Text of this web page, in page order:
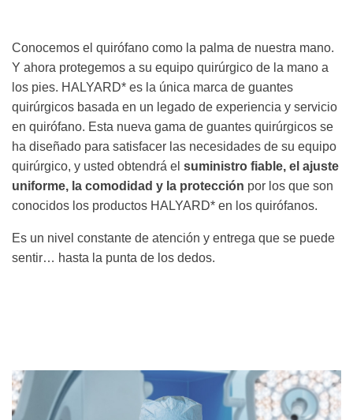
Conocemos el quirófano como la palma de nuestra mano.
Y ahora protegemos a su equipo quirúrgico de la mano a
los pies. HALYARD* es la única marca de guantes
quirúrgicos basada en un legado de experiencia y servicio
en quirófano. Esta nueva gama de guantes quirúrgicos se
ha diseñado para satisfacer las necesidades de su equipo
quirúrgico, y usted obtendrá el suministro fiable, el ajuste
uniforme, la comodidad y la protección por los que son
conocidos los productos HALYARD* en los quirófanos.
Es un nivel constante de atención y entrega que se puede
sentir… hasta la punta de los dedos.